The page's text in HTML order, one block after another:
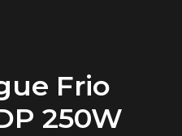
Frio
250W